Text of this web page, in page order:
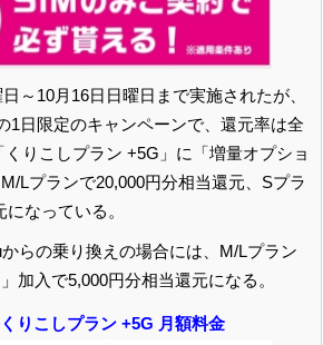
～10月16日日曜日まで実施されたが、
1日限定のキャンペーンで、還元率は全
りこしプラン +5G」に「増量オプショ
Lプランで20,000円分相当還元、Sプラ
なっている。
らの乗り換えの場合には、M/Lプラン
加入で5,000円分相当還元になる。
りこしプラン +5G 月額料金